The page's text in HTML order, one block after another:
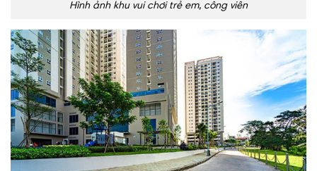
Hình ảnh khu vui chơi trẻ em, công viên